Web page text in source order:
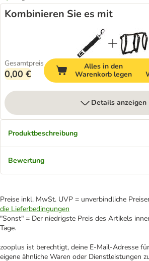
Kombinieren Sie es mit
Gesamtpreis
0,00 €
Alles in den
Warenkorb legen
Details anzeigen
Produktbeschreibung
Bewertung
Preise inkl. MwSt. UVP = unverbindliche
die Lieferbedingungen
"Sonst" = Der niedrigste Preis des Artikels
Tage.
zooplus ist berechtigt, deine E-Mail-Adresse
eigene ähnliche Waren oder Dienstleistungen